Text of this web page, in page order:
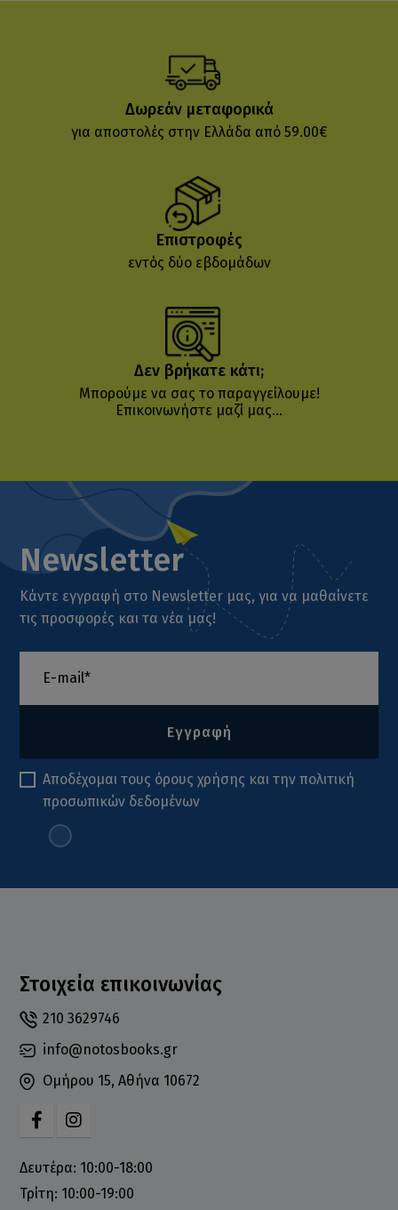
Δωρεάν μεταφορικά
για αποστολές στην Ελλάδα από 59.00€
Επιστροφές
εντός δύο εβδομάδων
Δεν βρήκατε κάτι;
Μπορούμε να σας το παραγγείλουμε!
Επικοινωνήστε μαζί μας...
Newsletter
Κάντε εγγραφή στο Newsletter μας, για να μαθαίνετε
τις προσφορές και τα νέα μας!
Εγγραφή
Αποδέχομαι τους όρους χρήσης και τηνπολιτική
προσωπικών δεδομένων
Στοιχεία επικοινωνίας
210 3629746
info@notosbooks.gr
Ομήρου 15, Αθήνα 10672
Δευτέρα: 10:00-18:00
Τρίτη: 10:00-19:00